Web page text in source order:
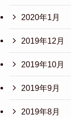
2020年1月
2019年12月
2019年10月
2019年9月
2019年8月